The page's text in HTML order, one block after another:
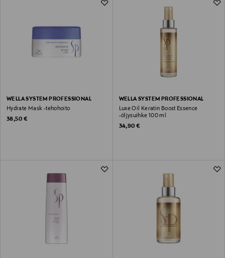
WELLA SYSTEM PROFESSIONAL
Hydrate Mask -tehohoito
Original Price
38,50 €
WELLA SYSTEM PROFESSIONAL
Luxe Oil Keratin Boost Essence
-öljysuihke 100 ml
Original Price
34,90 €